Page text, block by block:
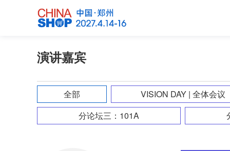
演讲嘉宾
全部
VISION DAY | 全体会议
分论坛三：101A